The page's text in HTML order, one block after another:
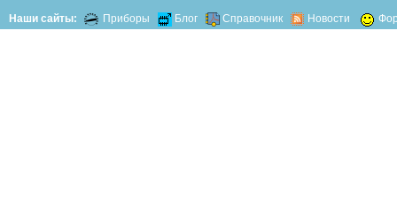
Наши сайты: Приборы Блог Справочник Новости